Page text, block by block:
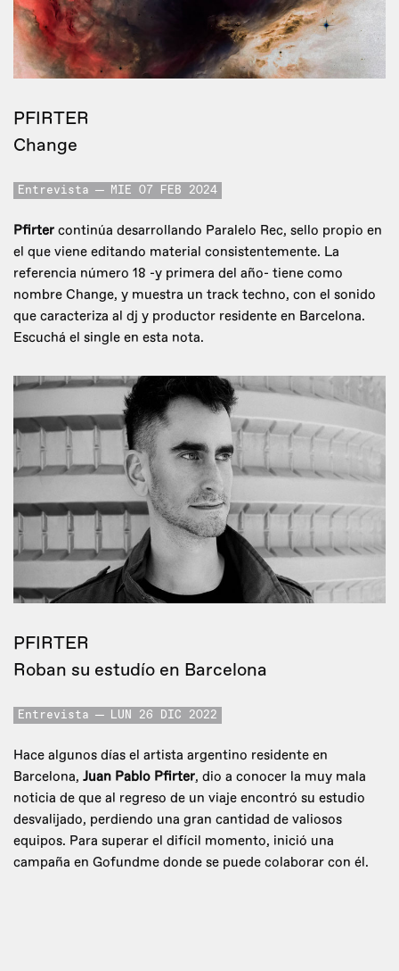
PFIRTER
Change
Entrevista MIE 07 FEB 2024
Pfirter continúa desarrollando Paralelo Rec, sello propio en
el que viene editando material consistentemente. La
referencia número 18 -y primera del año- tiene como
nombre Change, y muestra un track techno, con el sonido
que caracteriza al dj y productor residente en Barcelona.
Escuchá el single en esta nota.
PFIRTER
Roban su estudío en Barcelona
Entrevista LUN 26 DIC 2022
Hace algunos días el artista argentino residente en
Barcelona, Juan Pablo Pfirter, dio a conocer la muy mala
noticia de que al regreso de un viaje encontró su estudio
desvalijado, perdiendo una gran cantidad de valiosos
equipos. Para superar el difícil momento, inició una
campaña en Gofundme donde se puede colaborar con él.